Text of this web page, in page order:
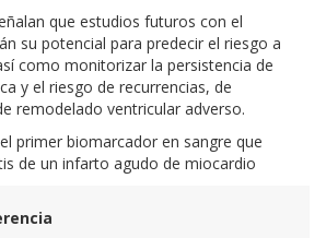
que estudios futuros con el
su potencial para predecir el riesgo a
como monitorizar la persistencia de
y el riesgo de recurrencias, de
remodelado ventricular adverso.
primer biomarcador en sangre que
de un infarto agudo de miocardio